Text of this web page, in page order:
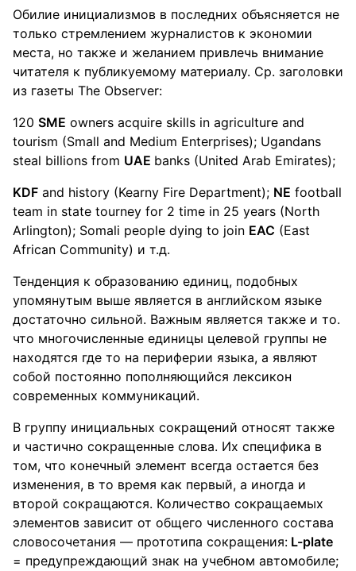
Обилие инициализмов в последних объясняется не
только стремлением журналистов к экономии
места, но также и желанием привлечь внимание
читателя к публикуемому материалу. Ср. заголовки
из газеты The Observer:
120 SME owners acquire skills in agriculture and
tourism (Small and Medium Enterprises); Ugandans
steal billions from UAE banks (United Arab Emirates);
KDF and history (Kearny Fire Department); NE football
team in state tourney for 2 time in 25 years (North
Arlington); Somali people dying to join EAC (East
African Community) и т.д.
Тенденция к образованию единиц, подобных
упомянутым выше является в английском языке
достаточно сильной. Важным является также и то.
что многочисленные единицы целевой группы не
находятся где то на периферии языка, а являют
собой постоянно пополняющийся лексикон
современных коммуникаций.
В группу инициальных сокращений относят также
и частично сокращенные слова. Их специфика в
том, что конечный элемент всегда остается без
изменения, в то время как первый, а иногда и
второй сокращаются. Количество сокращаемых
элементов зависит от общего численного состава
словосочетания — прототипа сокращения: L-plate
= предупреждающий знак на учебном автомобиле;